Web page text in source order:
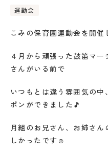
運動会
こみの保育園運動会を開催
４月から頑張った鼓笛マ
さんがいる前で
いつもとは違う雰囲気の
ポンができました🎵
月組のお兄さん、お姉さ
しかったです☺️